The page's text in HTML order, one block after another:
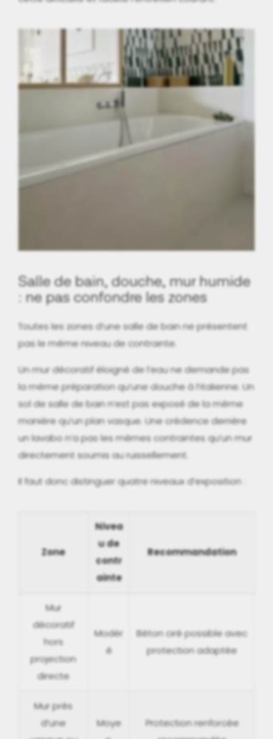
Salle de bain, douche, mur humide
: ne pas confondre les zones
Toutes les zones d’une salle de bain ne présentent
pas le même niveau de contrainte.
Un mur décoratif éloigné de l’eau ne demande pas
la même préparation qu’une douche à l’italienne. Un
sol de salle de bain n’est pas exposé de la même
manière qu’un plan vasque. Une crédence derrière
un lavabo n’a pas les mêmes contraintes qu’un mur
directement soumis au ruissellement.
Il faut donc distinguer quatre niveaux d’exposition :
Zone
Nivea
u de
contr
ainte
Recommandation
Mur
décoratif
hors
projection
directe
Modér
é
Béton ciré possible avec
protection adaptée
Mur près
d’une
Moye
Protection renforcée